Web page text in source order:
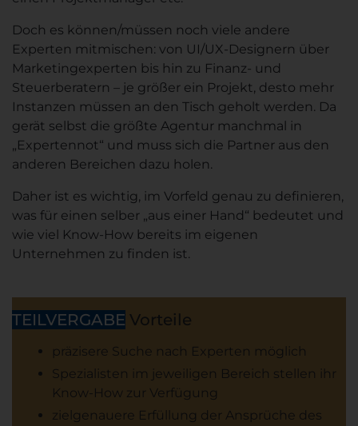
Doch es können/müssen noch viele andere
Experten mitmischen: von UI/UX-Designern über
Marketingexperten bis hin zu Finanz- und
Steuerberatern – je größer ein Projekt, desto mehr
Instanzen müssen an den Tisch geholt werden. Da
gerät selbst die größte Agentur manchmal in
„Expertennot“ und muss sich die Partner aus den
anderen Bereichen dazu holen.
Daher ist es wichtig, im Vorfeld genau zu definieren,
was für einen selber „aus einer Hand“ bedeutet und
wie viel Know-How bereits im eigenen
Unternehmen zu finden ist.
TEILVERGABE Vorteile
präzisere Suche nach Experten möglich
Spezialisten im jeweiligen Bereich stellen ihr
Know-How zur Verfügung
zielgenauere Erfüllung der Ansprüche des